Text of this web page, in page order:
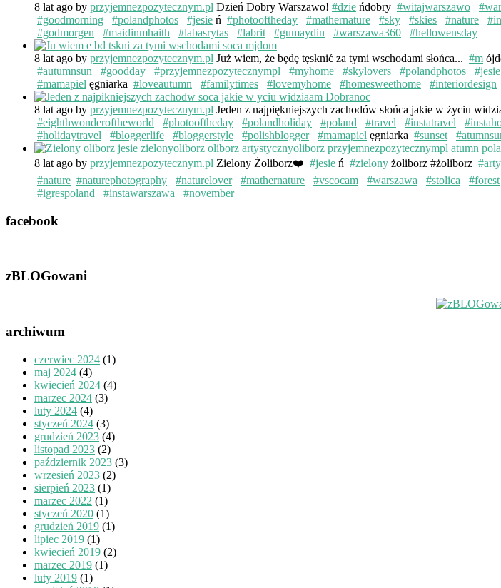
8 lat ago by przyjemnezpozytecznym.pl Dzień Dobry Warszawo! #dzie ńdobry #witajwarszawo
#goodmorning
#polandphotos #jesie ń #photooftheday #mathernature #sky #skies #nature
#godmorgen
#maidinmhaith #labasrytas #labrit #gumaydin #warszawa360 #hellowensday
8 lat ago by przyjemnezpozytecznym.pl Już wiem, że będę tęsknić za tymi wschodami słońca... #m
#autumnsun
#goodday #przyjemnezpozytecznympl #myhome #skylovers #polandphotos #jesie
#mamapiel ęgniarka #loveautumn #familytimes #lovemyhome #homesweethome #interiordesign
8 lat ago by przyjemnezpozytecznym.pl Jeden z najpiękniejszych zachodów słońca jakie w życiu
#eighthwonderoftheworld
#photooftheday #polandholiday #poland #travel #instatravel
#holidaytravel
#bloggerlife #bloggerstyle #polishblogger #mamapiel ęgniarka #sunset
8 lat ago by przyjemnezpozytecznym.pl Zielony Żoliborz❤️ #jesie ń #zielony żoliborz #żoliborz
#nature #naturephotography #naturelover #mathernature #vscocam #warszawa #stolica #forest
#igrespoland
#instawarszawa #november
facebook
zBLOGowani
archiwum
czerwiec 2024 (1)
maj 2024 (4)
kwiecień 2024 (4)
marzec 2024 (3)
luty 2024 (4)
styczeń 2024 (3)
grudzień 2023 (4)
listopad 2023 (2)
październik 2023 (3)
wrzesień 2023 (2)
sierpień 2023 (1)
marzec 2022 (1)
styczeń 2020 (1)
grudzień 2019 (1)
lipiec 2019 (1)
kwiecień 2019 (2)
marzec 2019 (1)
luty 2019 (1)